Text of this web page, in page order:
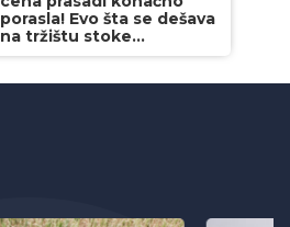
porasla! Evo šta se dešava
na tržištu stoke...